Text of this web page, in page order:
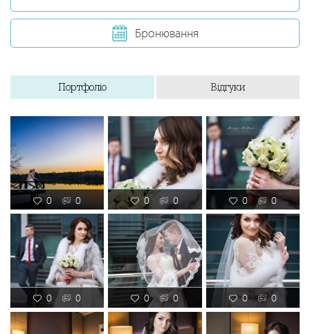
Бронювання
Портфоліо Відгуки
0 0 0 0 0 0
0 0 0 0 0 0